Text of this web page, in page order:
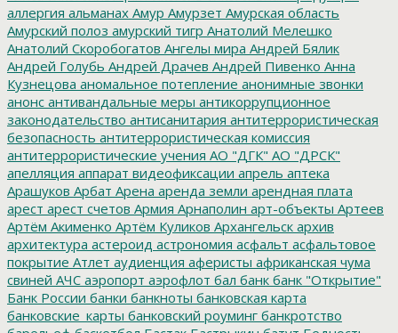
аллергия альманах Амур Амурзет Амурская область
Амурский полоз амурский тигр Анатолий Мелешко
Анатолий Скоробогатов Ангелы мира Андрей Бялик
Андрей Голубь Андрей Драчев Андрей Пивенко Анна
Кузнецова аномальное потепление анонимные звонки
анонс антивандальные меры антикоррупционное
законодательство антисанитария антитеррористическая
безопасность антитеррористическая комиссия
антитеррористические учения АО "ДГК" АО "ДРСК"
апелляция аппарат видеофиксации апрель аптека
Арашуков Арбат Арена аренда земли арендная плата
арест арест счетов Армия Арнаполин арт-объекты Артеев
Артём Акименко Артём Куликов Архангельск архив
архитектура астероид астрономия асфальт асфальтовое
покрытие Атлет аудиенция аферисты африканская чума
свиней АЧС аэропорт аэрофлот бал банк банк "Открытие"
Банк России банки банкноты банковская карта
банковские_карты банковский роуминг банкротство